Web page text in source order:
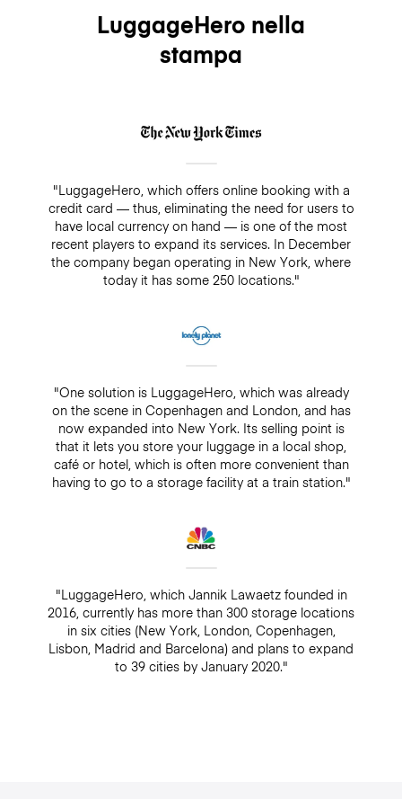
LuggageHero nella
stampa
"LuggageHero, which offers online booking with a
credit card — thus, eliminating the need for users to
have local currency on hand — is one of the most
recent players to expand its services. In December
the company began operating in New York, where
today it has some 250 locations."
"One solution is LuggageHero, which was already
on the scene in Copenhagen and London, and has
now expanded into New York. Its selling point is
that it lets you store your luggage in a local shop,
café or hotel, which is often more convenient than
having to go to a storage facility at a train station."
"LuggageHero, which Jannik Lawaetz founded in
2016, currently has more than 300 storage locations
in six cities (New York, London, Copenhagen,
Lisbon, Madrid and Barcelona) and plans to expand
to 39 cities by January 2020."